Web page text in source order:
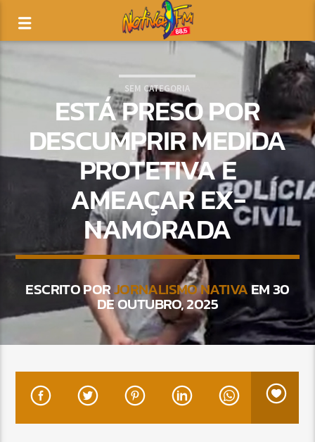
SEM CATEGORIA
ESTÁ PRESO POR
DESCUMPRIR MEDIDA
PROTETIVA E
AMEAÇAR EX-
NAMORADA
ESCRITO PORJORNALISMO NATIVAEM 30
DE OUTUBRO, 2025